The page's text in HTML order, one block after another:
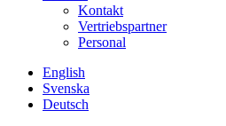
Kontakt
Vertriebspartner
Personal
English
Svenska
Deutsch